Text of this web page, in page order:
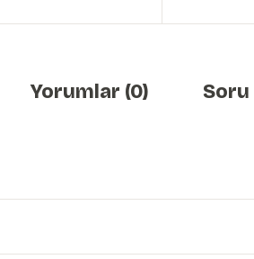
Yorumlar (0) Soru